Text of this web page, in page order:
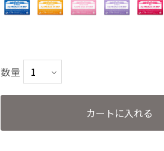
数量
PE(ペパーミント)
CH(チェリーブロッサム)
カートに入れる